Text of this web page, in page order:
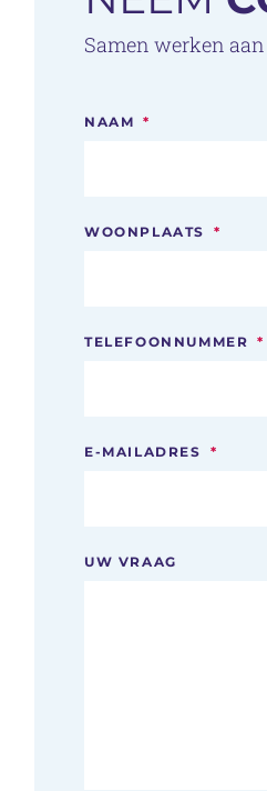
Samen werken
NAAM *
WOONPLAATS *
TELEFOONNUMMER *
E-MAILADRES *
UW VRAAG